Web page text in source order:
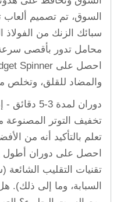
السوق، تم تصميم
سبائك الزنك من الفولاذ
محامل تدور بأقصى
والمضاد للقلق، وتخلص
دوران لمدة
تخفيف التوتر
تعلم بالتأكيد أنه من
تقنيات التقليب الشائعة
السبابة، وما إلى ذلك).